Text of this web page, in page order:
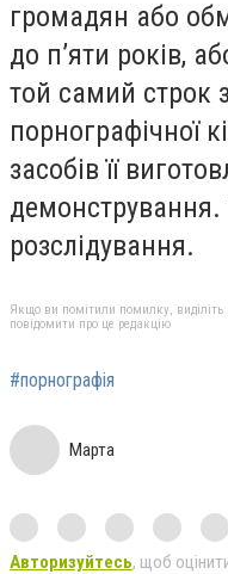
громадян або
до п’яти років,
той самий строк
порнографічної
засобів її
демонстрування.
розслідування.
Якщо ви помітили помилку, виділіть
повідомити про це редакцію
#порнографія
Марта
Авторизуйтесь, щоб